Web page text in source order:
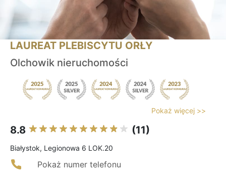
LAUREAT PLEBISCYTU ORŁY
Olchowik nieruchomości
Pokaż więcej >>
8.8 (11)
Białystok, Legionowa 6 LOK.20
Pokaż numer telefonu